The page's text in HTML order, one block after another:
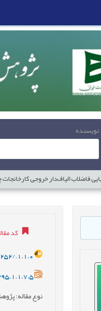
نویسنده
فاضلاب الیاف‌دار خروجی
کد
.1.1.0
نوع مقاله: